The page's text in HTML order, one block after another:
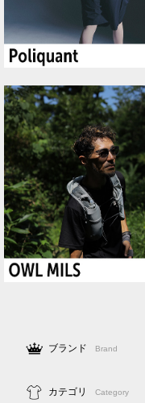
ブランド Brand
カテゴリ Category